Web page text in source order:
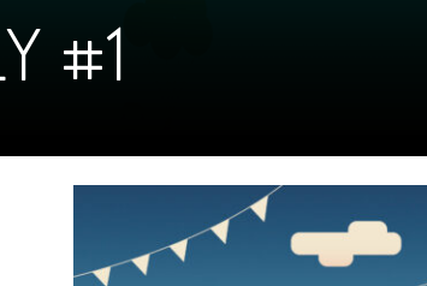
#1